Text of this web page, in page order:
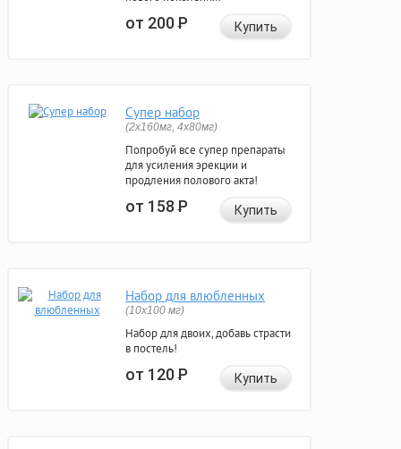
от 200Р Купить
Супер набор
(2х160мг, 4х80мг)
Попробуй все супер препараты
для усиления эрекции и
продления полового акта!
от 158Р Купить
Набор для влюбленных
(10х100 мг)
Набор для двоих, добавь страсти
в постель!
от 120Р Купить